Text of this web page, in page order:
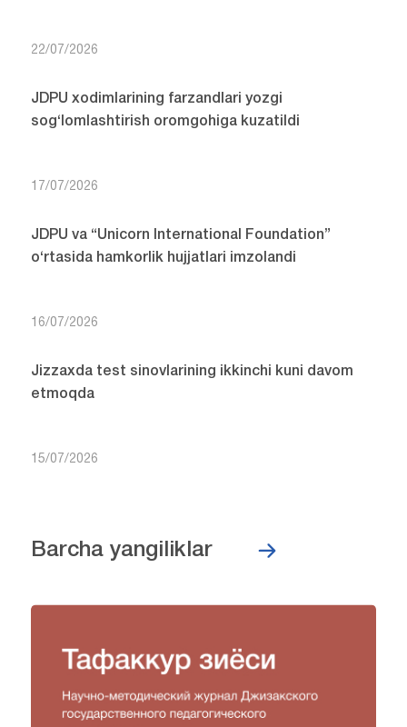
22/07/2026
JDPU xodimlarining farzandlari yozgi
sog‘lomlashtirish oromgohiga kuzatildi
17/07/2026
JDPU va “Unicorn International Foundation”
o‘rtasida hamkorlik hujjatlari imzolandi
16/07/2026
Jizzaxda test sinovlarining ikkinchi kuni davom
etmoqda
15/07/2026
Barcha yangiliklar